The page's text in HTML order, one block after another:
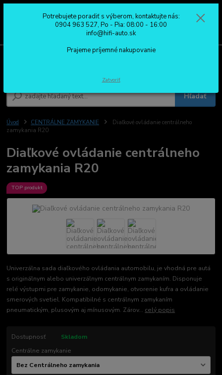
Hľadať
0904 963 527
Po - Pia: 08:00 - 16:00
Úvod CENTRÁLNE ZAMYKANIE
Diaľkové ovládanie centrálneho
zamykania R20
Diaľkové ovládanie centrálneho
zamykania R20
TOP produkt
Univerzálna sada diaľkového ovládania automobilu, je vhodná pre autá
s originálnym alebo univerzálnym centrálnym zamykaním. Disponuje
relé výstupmi pre zamykanie, odomykanie, otvorenie kufra a ovládanie
smerových svetiel. Kompatibilné s centrálnym zamykaním
pneumatickým, plusovým aj mínusovým. Zárov... celý popis
Dostupnosť
Skladom
Centrálne zamykanie
Potrebujete poradiť s výberom, kontaktujte nás:
0904 963 527, Po - Pia: 08:00 - 16:00
info@hifi-auto.sk
Prajeme príjemné nakupovanie
Zatvoriť